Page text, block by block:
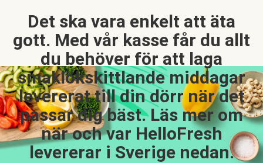
Det ska vara enkelt att äta
gott. Med vår kasse får du allt
du behöver för att laga
smaklökskittlande middagar
levererat till din dörr när det
passar dig bäst. Läs mer om
när och var HelloFresh
levererar i Sverige nedan.